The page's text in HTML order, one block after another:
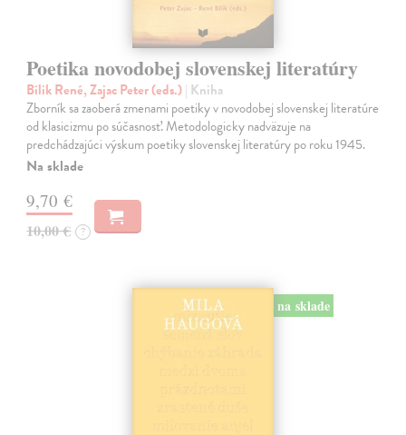
Poetika novodobej slovenskej literatúry
Bílik René, Zajac Peter (eds.)| Kniha
Zborník sa zaoberá zmenami poetiky v novodobej slovenskej literatúre
od klasicizmu po súčasnosť. Metodologicky nadväzuje na
predchádzajúci výskum poetiky slovenskej literatúry po roku 1945.
Na sklade
9,70 €
10,00 € ?
na sklade